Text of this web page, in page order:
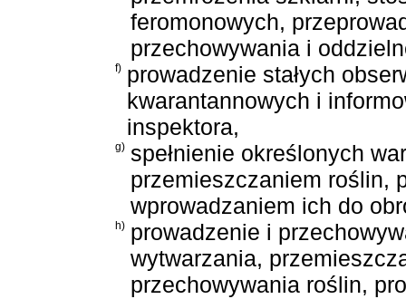
feromonowych,
przechowywania i
f) prowadzenie stałych
kwarantannowych i
inspektora,
g) spełnienie określonych
przemieszczaniem roślin,
wprowadzaniem ich do
h) prowadzenie i
wytwarzania,
przechowywania roślin,